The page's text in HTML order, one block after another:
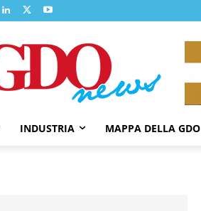
INDUSTRIA MAPPA DELLA GDO